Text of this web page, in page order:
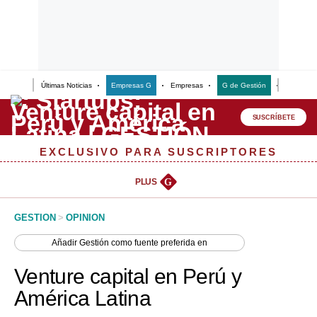
Últimas Noticias Empresas G Empresas G de Gestión
Lo último
Peru Quiosco
Management & Empleo
Perú
SUSCRÍBETE
EXCLUSIVO PARA SUSCRIPTORES
PLUS G
GESTION > OPINION
AñadirGestión como fuente preferida en
Venture capital en Perú y
América Latina